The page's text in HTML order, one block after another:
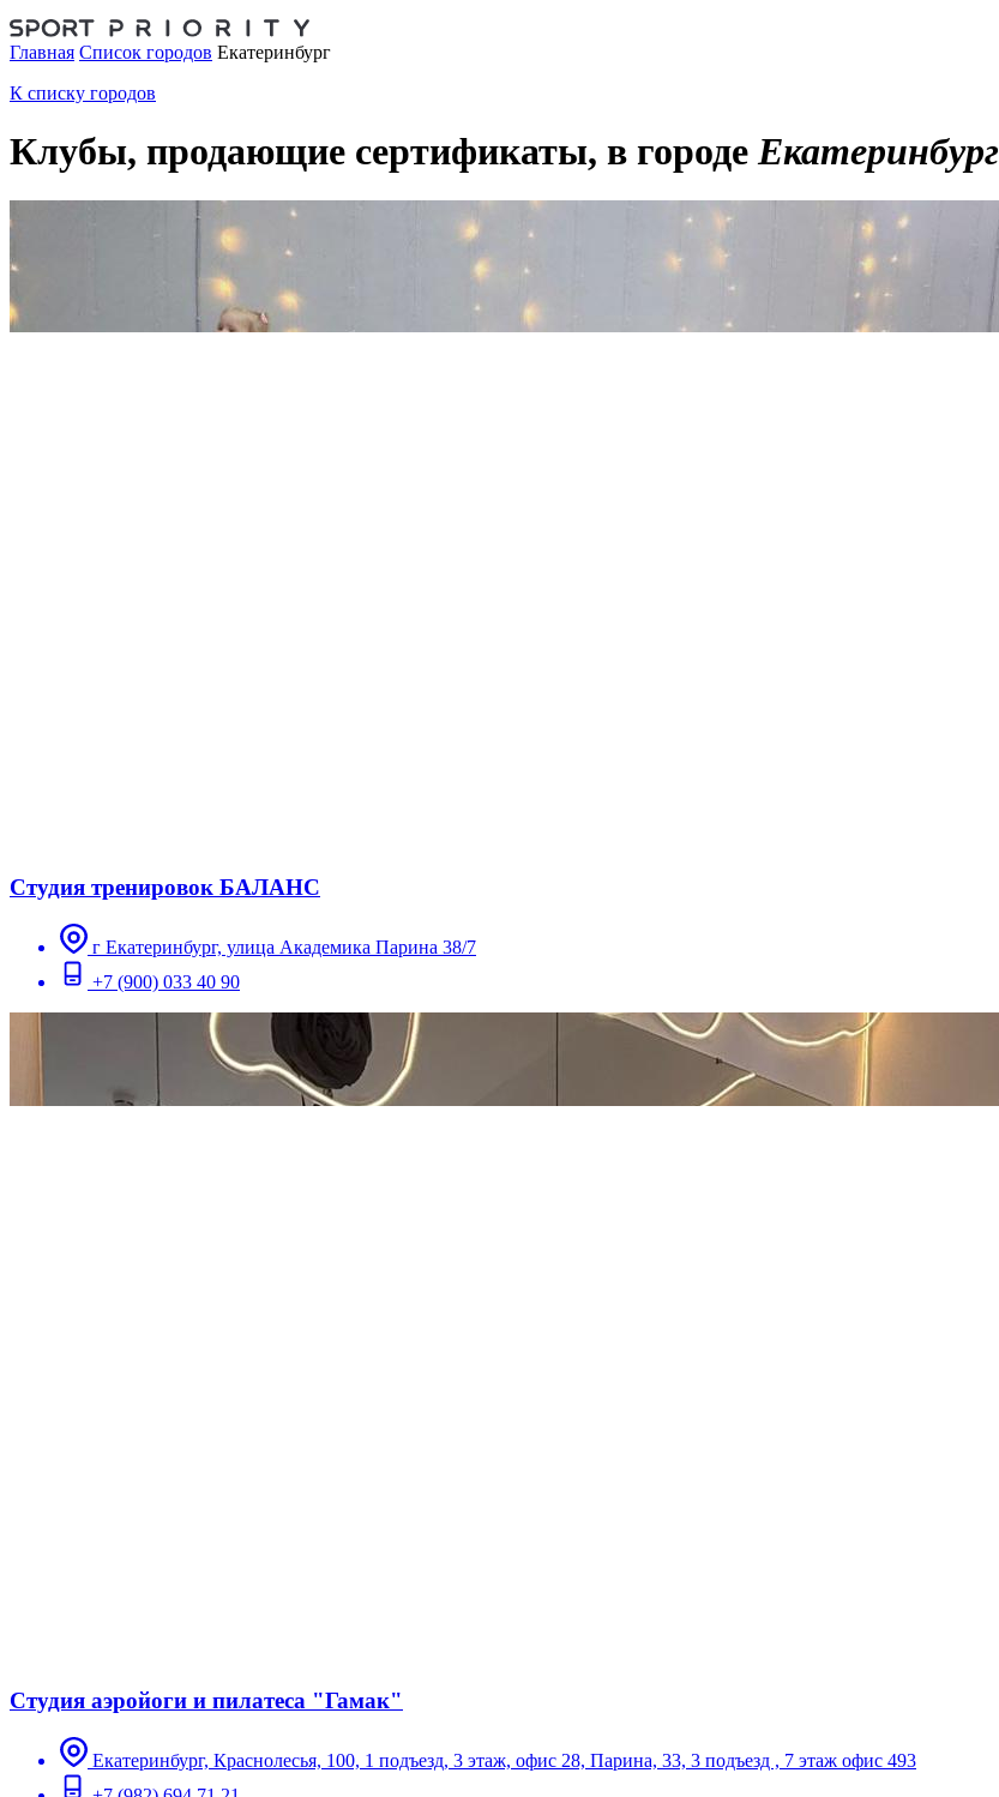
Главная Список городов Екатеринбург
К списку городов
Клубы, продающие сертификаты, в городе Екатеринбург
Студия тренировок БАЛАНС
г Екатеринбург, улица Академика Парина 38/7
+7 (900) 033 40 90
Студия аэройоги и пилатеса "Гамак"
Екатеринбург, Краснолесья, 100, 1 подъезд, 3 этаж, офис 28, Парина, 33, 3 подъезд , 7 этаж офис 493